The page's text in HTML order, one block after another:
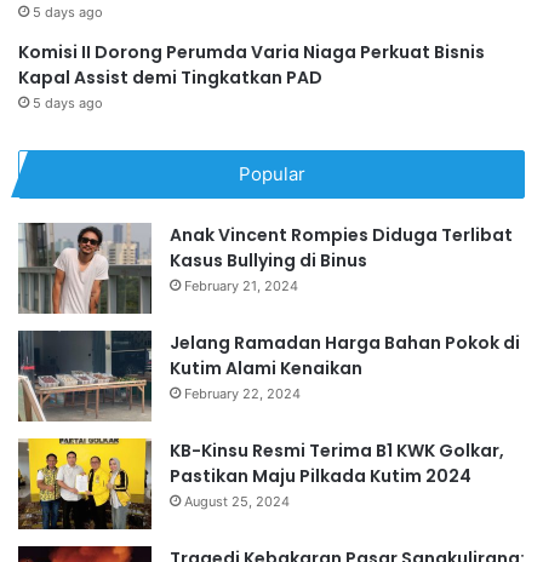
5 days ago
Komisi II Dorong Perumda Varia Niaga Perkuat Bisnis
Kapal Assist demi Tingkatkan PAD
5 days ago
Popular
Anak Vincent Rompies Diduga Terlibat
Kasus Bullying di Binus
February 21, 2024
Jelang Ramadan Harga Bahan Pokok di
Kutim Alami Kenaikan
February 22, 2024
KB-Kinsu Resmi Terima B1 KWK Golkar,
Pastikan Maju Pilkada Kutim 2024
August 25, 2024